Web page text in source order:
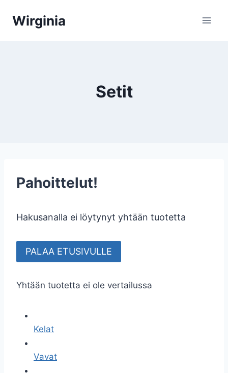
sisältöön
Wirginia
Setit
Pahoittelut!
Hakusanalla ei löytynyt yhtään tuotetta
PALAA ETUSIVULLE
Yhtään tuotetta ei ole vertailussa
Kelat
Vavat